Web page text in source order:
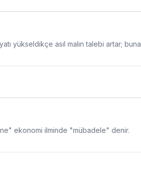
yükseldikçe asıl malın talebi artar; buna
ekonomi ilminde "mübadele" denir.